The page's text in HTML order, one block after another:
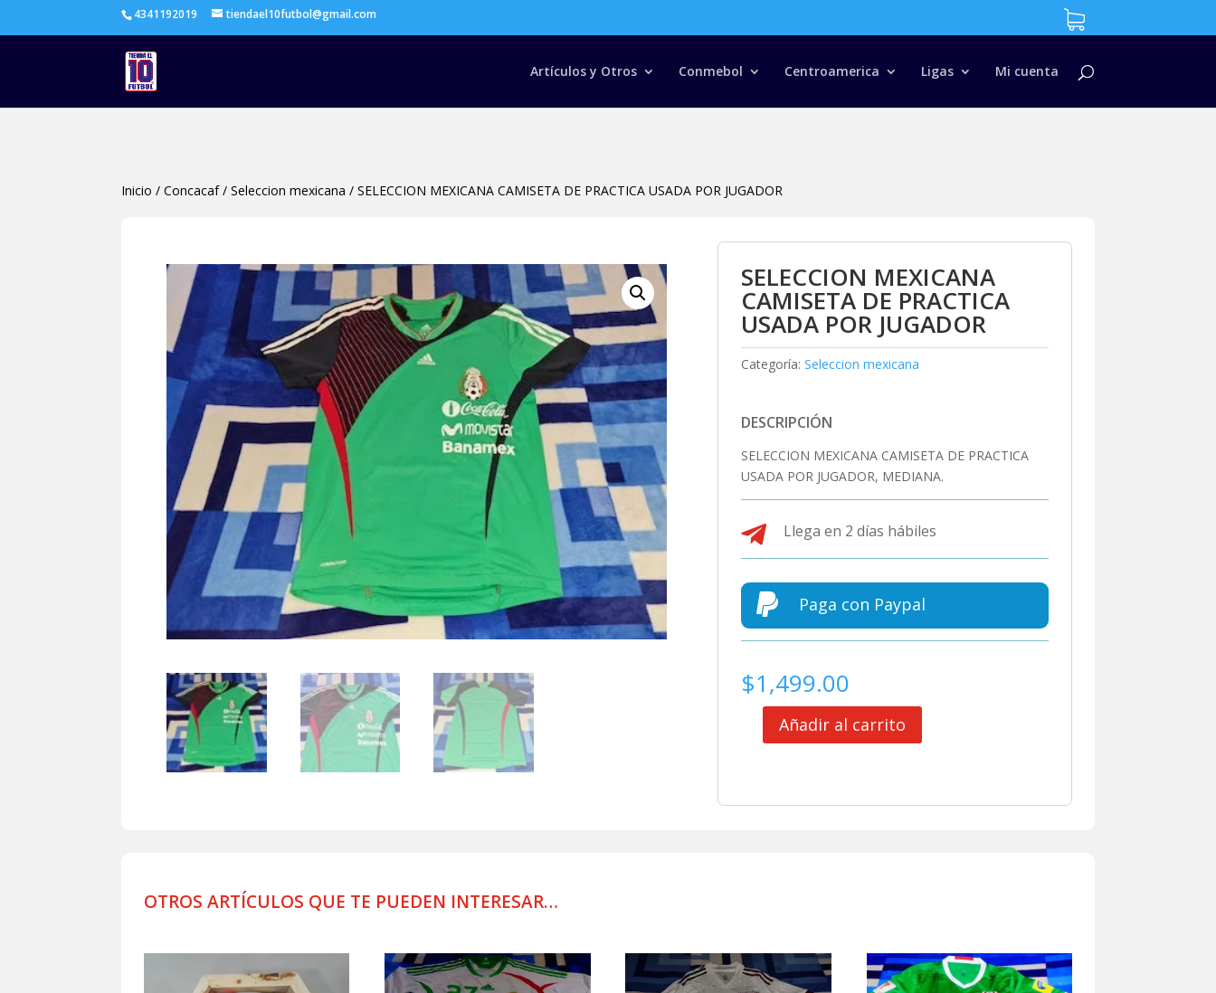
4341192019 tiendael10futbol@gmail.com
Artículos y Otros Conmebol Centroamerica Ligas Mi cuenta
Búsqueda
productos
Inicio /Concacaf/Seleccion mexicana /SELECCION MEXICANA CAMISETA DE PRACTICA USADA POR JUGADOR
SELECCION MEXICANA
CAMISETA DE PRACTICA
USADA POR JUGADOR
Categoría: Seleccion mexicana
DESCRIPCIÓN
SELECCION MEXICANA CAMISETA DE PRACTICA
USADA POR JUGADOR, MEDIANA.
 Llega en 2 días hábiles
 Paga con Paypal
$1,499.00
SELECCIONAñadir al carrito
OTROS ARTÍCULOS QUE TE PUEDEN INTERESAR…